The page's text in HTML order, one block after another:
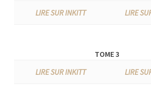
LIRE SUR INKITT
LIRE
TOME 3
LIRE SUR INKITT
LIRE